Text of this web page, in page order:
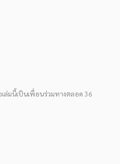
ล่มนี้เป็นเพื่อนร่วมทางตลอด 36